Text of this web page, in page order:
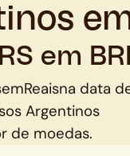
em
emReaisna data
Argentinos
de moedas.